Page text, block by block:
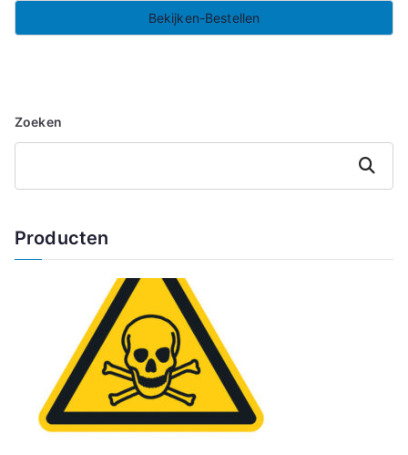
Bekijken-Bestellen
Zoeken
Zoeken
Producten